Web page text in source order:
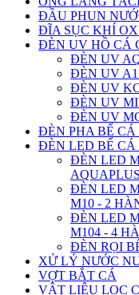
ĐẦU PHUN
ĐĨA SỤC KHÍ
ĐÈN UV HỒ CÁ
ĐÈN UV
ĐÈN UV A1
ĐÈN UV
ĐÈN UV
ĐÈN UV
ĐÈN PHA BỂ CÁ
ĐÈN LED BỂ CÁ
ĐÈN LED
ĐÈN LED
M10 - 2
ĐÈN LED
M104 - 4
ĐÈN RỌI
XỬ LÝ NƯỚC
VỢT BẮT CÁ
VẬT LIỆU LỌC